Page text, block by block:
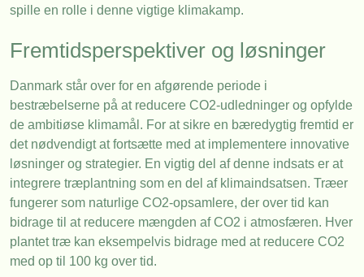
spille en rolle i denne vigtige klimakamp.
Fremtidsperspektiver og løsninger
Danmark står over for en afgørende periode i
bestræbelserne på at reducere CO2-udledninger og opfylde
de ambitiøse klimamål. For at sikre en bæredygtig fremtid er
det nødvendigt at fortsætte med at implementere innovative
løsninger og strategier. En vigtig del af denne indsats er at
integrere træplantning som en del af klimaindsatsen. Træer
fungerer som naturlige CO2-opsamlere, der over tid kan
bidrage til at reducere mængden af CO2 i atmosfæren. Hver
plantet træ kan eksempelvis bidrage med at reducere CO2
med op til 100 kg over tid.